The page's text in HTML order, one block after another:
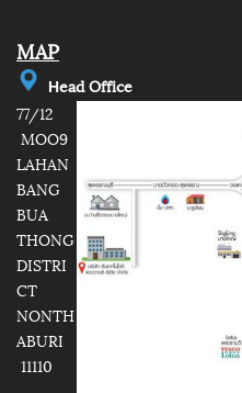
MAP
Head Office
77/12
MOO9
LAHAN
BANG
BUA
THONG
DISTRI
CT
NONTH
ABURI
11110